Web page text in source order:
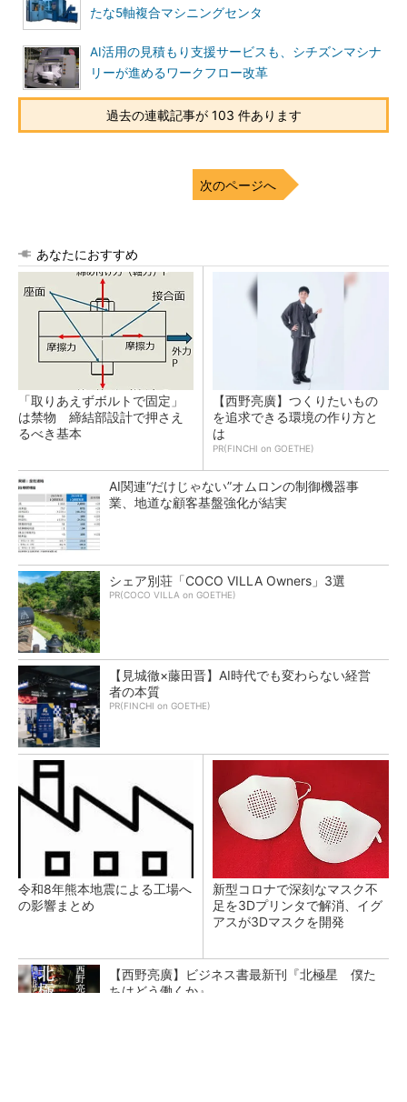
たな5軸複合マシニングセンタ
AI活用の見積もり支援サービスも、シチズンマシナ
リーが進めるワークフロー改革
過去の連載記事が 103 件あります
次のページへ
あなたにおすすめ
「取りあえずボルトで固定」
は禁物 締結部設計で押さえ
るべき基本
【西野亮廣】つくりたいもの
を追求できる環境の作り方と
は
PR(FINCHI on GOETHE)
AI関連“だけじゃない”オムロンの制御機器事
業、地道な顧客基盤強化が結実
シェア別荘「COCO VILLA Owners」3選
PR(COCO VILLA on GOETHE)
【見城徹×藤田晋】AI時代でも変わらない経営
者の本質
PR(FINCHI on GOETHE)
令和8年熊本地震による工場へ
の影響まとめ
新型コロナで深刻なマスク不
足を3Dプリンタで解消、イグ
アスが3Dマスクを開発
【西野亮廣】ビジネス書最新刊『北極星 僕た
ちはどう働くか』